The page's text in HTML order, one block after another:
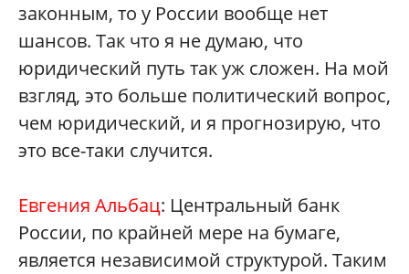
законным, то у России вообще нет
шансов. Так что я не думаю, что
юридический путь так уж сложен. На мой
взгляд, это больше политический вопрос,
чем юридический, и я прогнозирую, что
это все-таки случится.
Евгения Альбац: Центральный банк
России, по крайней мере на бумаге,
является независимой структурой. Таким